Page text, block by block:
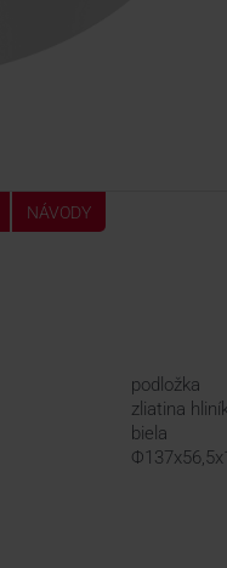
NÁVODY
podložka
zliatina
biela